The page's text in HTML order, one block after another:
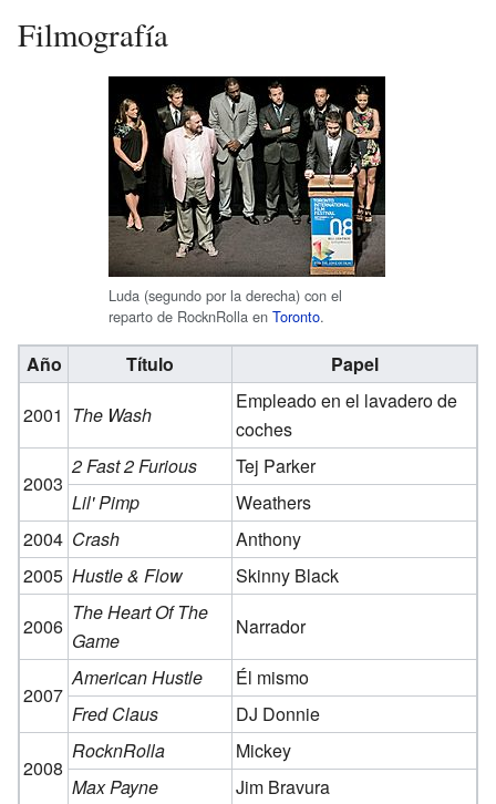
Filmografía
Luda (segundo por la derecha) con el
reparto de RocknRolla en Toronto.
Año Título
Papel
2001 The Wash
Empleado en el lavadero de
coches
2003
2 Fast 2 Furious
Tej Parker
Lil' Pimp
Weathers
2004 Crash
Anthony
2005 Hustle & Flow
Skinny Black
2006
The Heart Of The
Game
Narrador
2007
American Hustle
Él mismo
Fred Claus
DJ Donnie
2008
RocknRolla
Mickey
Max Payne
Jim Bravura